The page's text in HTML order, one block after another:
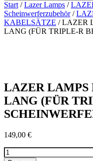
Start /Lazer Lamps /
Scheinwerferzubehör/
KABELSÄTZE / LAZER
LANG (FÜR TRIPLE-R
LAZER LAMPS
LANG (FÜR
149,00 €
LAZER